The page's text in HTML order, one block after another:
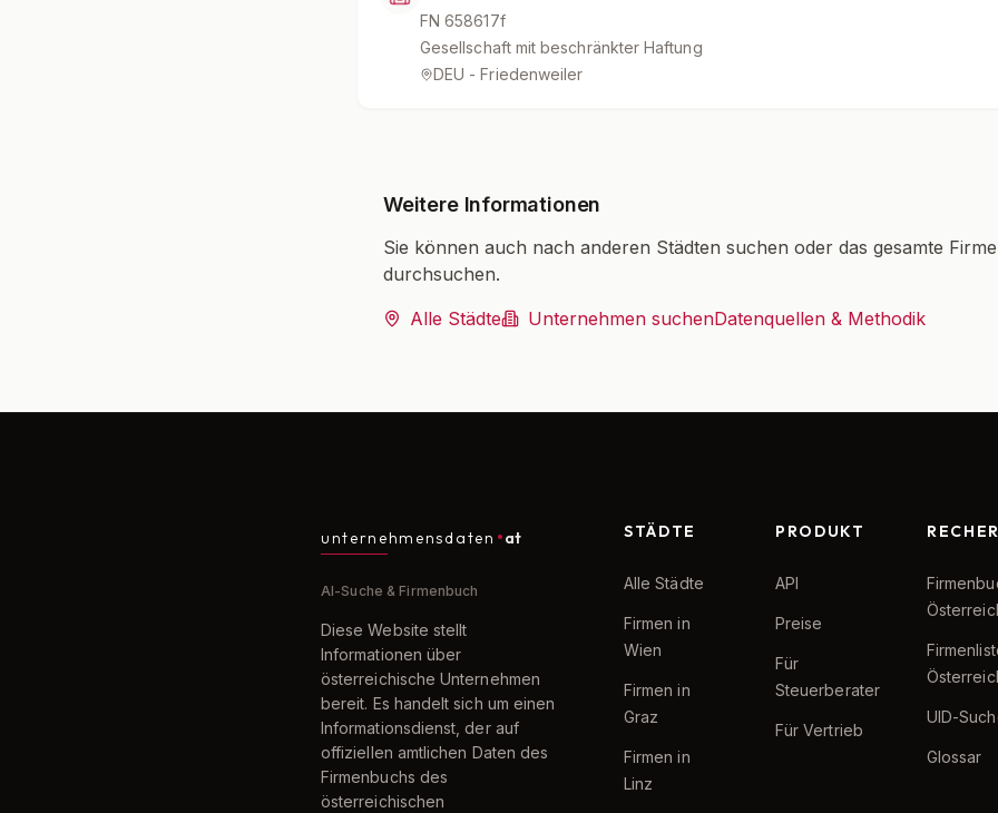
FN658617f
Gesellschaft mit beschränkter Haftung
DEU - Friedenweiler
Weitere Informationen
Sie können auch nach anderen Städten suchen oder das gesamte
durchsuchen.
Alle Städte
Unternehmen suchenDatenquellen & Methodik
unternehmensdaten at
AI-Suche & Firmenbuch
Diese Website stellt
Informationen über
österreichische Unternehmen
bereit. Es handelt sich um einen
Informationsdienst, der auf
offiziellen amtlichen Daten des
Firmenbuchs des
österreichischen
STÄDTE
Alle Städte
Firmen in
Wien
Firmen in
Graz
Firmen in
Linz
PRODUKT
API
Preise
Für
Steuerberater
Für Vertrieb
UID-
Glossar